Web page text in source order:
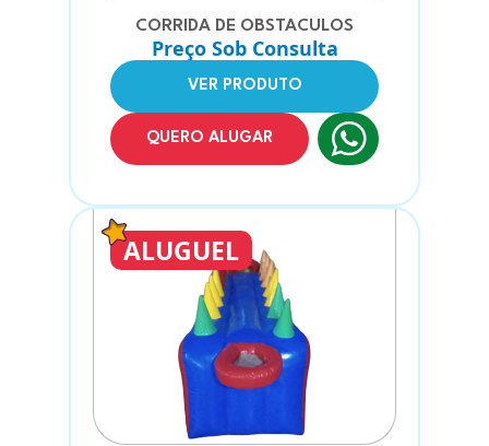
CORRIDA DE OBSTACULOS
Preço Sob Consulta
VER PRODUTO
QUERO ALUGAR
ALUGUEL